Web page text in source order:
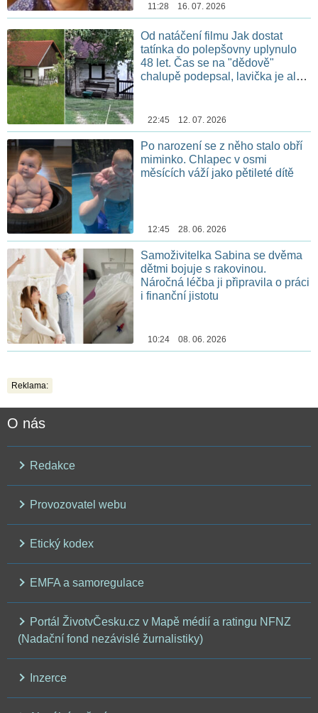
11:28 16. 07. 2026
Od natáčení filmu Jak dostat
tatínka do polepšovny uplynulo
48 let. Čas se na "dědově"
chalupě podepsal, lavička je ale
22:45 12. 07. 2026
Po narození se z něho stalo obří
miminko. Chlapec v osmi
měsících váží jako pětileté dítě
12:45 28. 06. 2026
Samoživitelka Sabina se dvěma
dětmi bojuje s rakovinou.
Náročná léčba ji připravila o práci
i finanční jistotu
10:24 08. 06. 2026
Reklama:
O nás
Redakce
Provozovatel webu
Etický kodex
EMFA a samoregulace
Portál ŽivotvČesku.cz v Mapě médií a ratingu NFNZ
(Nadační fond nezávislé žurnalistiky)
Inzerce